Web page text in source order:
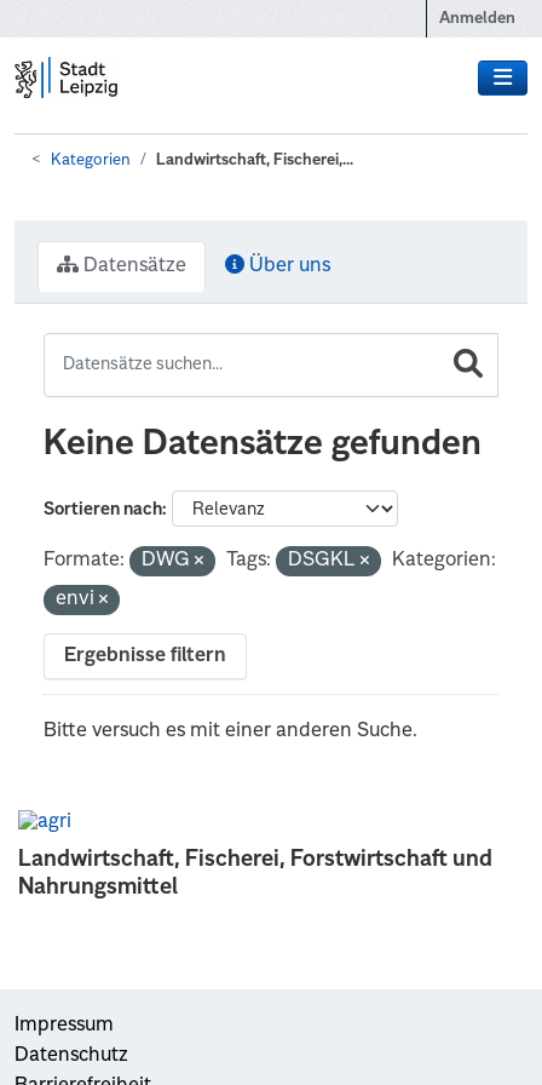
Anmelden
Kategorien Landwirtschaft, Fischerei,...
Landwirtschaft, Fischerei, Forstwirtschaft und
Nahrungsmittel
Datensätze Über uns
Keine Datensätze gefunden
Sortieren nach
Formate: DWG Tags: DSGKL
Kategorien:
envi
Ergebnisse filtern
Bitte versuch es mit einer anderen Suche.
Impressum
Datenschutz